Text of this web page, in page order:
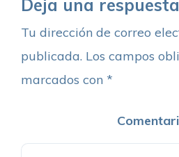
Deja una respuesta
Tu dirección de correo
publicada. Los campos
marcados con *